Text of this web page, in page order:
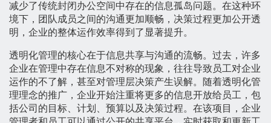
减少了传统封闭办公空间中存在的信息孤岛问题。在这种环
境下，团队成员之间的沟通更加顺畅，决策过程更加公开透
明，企业的整体运作效率得到了显著提升。
透明化管理的核心在于信息共享与沟通的流畅。过去，许多
企业在管理中存在信息不对称的现象，往往导致员工对企业
运作的不了解，甚至对管理层决策产生误解。随着透明化管
理理念的推广，企业开始注重将更多的信息开放给员工，包
括公司的目标、计划、预算以及决策过程。在该项目，企业